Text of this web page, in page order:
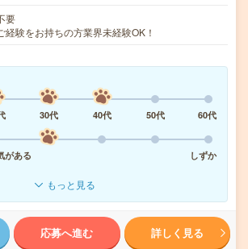
要
経験をお持ちの方業界未経験OK！
30代 40代 50代
60代
がある
しずか
もっと見る
応募へ進む 詳しく見る